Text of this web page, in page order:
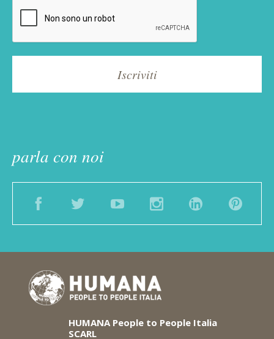
parla con noi
FacebookTwitter YouTubeInstagramLinkedIn
HUMANAPeople to People Italia
SCARL